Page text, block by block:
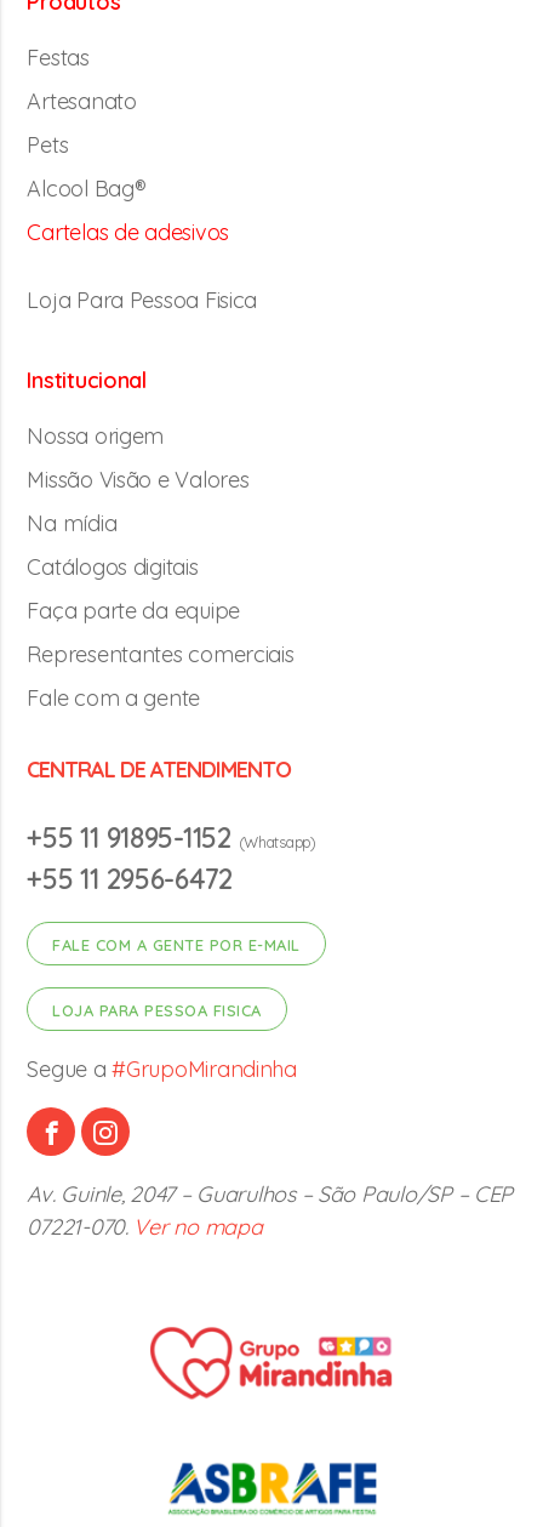
Festas
Artesanato
Pets
Alcool Bag®
Cartelas de adesivos
Loja Para Pessoa Fisica
Institucional
Nossa origem
Missão Visão e Valores
Na mídia
Catálogos digitais
Faça parte da equipe
Representantes comerciais
Fale com a gente
CENTRAL DE ATENDIMENTO
+55 11 91895-1152 (Whatsapp)
+55 11 2956-6472
FALE COM A GENTE POR E-MAIL
LOJA PARA PESSOA FISICA
Segue a#GrupoMirandinha
Av. Guinle, 2047 – Guarulhos – São Paulo/SP – CEP
07221-070. Ver no mapa